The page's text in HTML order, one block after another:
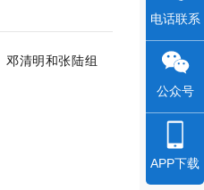
电话联系
公众号
APP下载
邓清明和张陆组